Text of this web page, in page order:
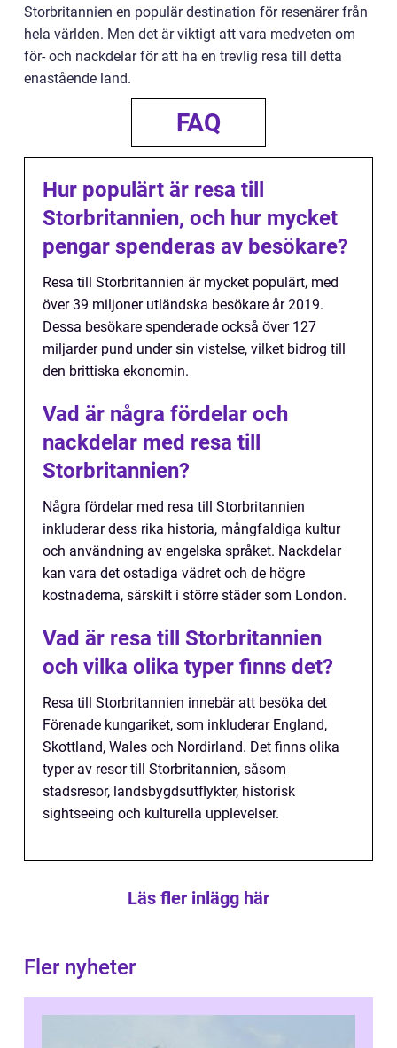
Storbritannien en populär destination för resenärer från
hela världen. Men det är viktigt att vara medveten om
för- och nackdelar för att ha en trevlig resa till detta
enastående land.
FAQ
Hur populärt är resa till
Storbritannien, och hur mycket
pengar spenderas av besökare?
Resa till Storbritannien är mycket populärt, med
över 39 miljoner utländska besökare år 2019.
Dessa besökare spenderade också över 127
miljarder pund under sin vistelse, vilket bidrog till
den brittiska ekonomin.
Vad är några fördelar och
nackdelar med resa till
Storbritannien?
Några fördelar med resa till Storbritannien
inkluderar dess rika historia, mångfaldiga kultur
och användning av engelska språket. Nackdelar
kan vara det ostadiga vädret och de högre
kostnaderna, särskilt i större städer som London.
Vad är resa till Storbritannien
och vilka olika typer finns det?
Resa till Storbritannien innebär att besöka det
Förenade kungariket, som inkluderar England,
Skottland, Wales och Nordirland. Det finns olika
typer av resor till Storbritannien, såsom
stadsresor, landsbygdsutflykter, historisk
sightseeing och kulturella upplevelser.
Läs fler inlägg här
Fler nyheter